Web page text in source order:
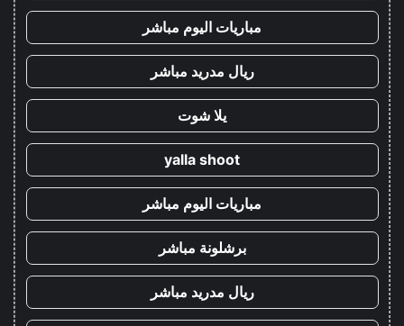
مباريات اليوم مباشر
ريال مدريد مباشر
يلا شوت
yalla shoot
مباريات اليوم مباشر
برشلونة مباشر
ريال مدريد مباشر